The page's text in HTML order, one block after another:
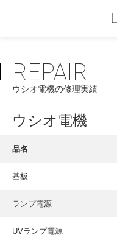
フィロソフィー
COMPANY
INTERVIEW
お客様インタビュー
REPAIR
ウシオ電機の修理実績
ウシオ電機
品名
基板
ランプ電源
UVランプ電源